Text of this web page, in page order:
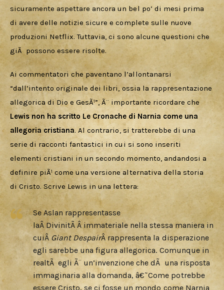
sicuramente aspettare ancora un bel po’ di mesi prima
di avere delle notizie sicure e complete sulle nuove
produzioni Netflix. Tuttavia, ci sono alcune questioni che
giÃ  possono essere risolte.
Ai commentatori che paventano l’allontanarsi
“dall’intento originale dei libri, ossia la rappresentazione
allegorica di Dio e GesÃ¹”, Ã¨ importante ricordare che
Lewis non ha scritto Le Cronache di Narnia come una
allegoria cristiana. Al contrario, si tratterebbe di una
serie di racconti fantastici in cui si sono inseriti
elementi cristiani in un secondo momento, andandosi a
definire piÃ¹ come una versione alternativa della storia
di Cristo. Scrive Lewis in una lettera:
Se Aslan rappresentasse
laÂ DivinitÃ Â immateriale nella stessa maniera in
cuiÂ Giant DespairÂ rappresenta la disperazione
egli sarebbe una figura allegorica. Comunque in
realtÃ egli Ã¨ un’invenzione che dÃ una risposta
immaginaria alla domanda, â€˜Come potrebbe
essere Cristo, se ci fosse un mondo come Narnia